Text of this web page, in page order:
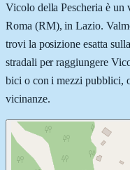
Vicolo della Pescheria è
Roma (RM), in Lazio.
trovi la posizione esatta
stradali per raggiungere
bici o con i mezzi pubblici,
vicinanze.